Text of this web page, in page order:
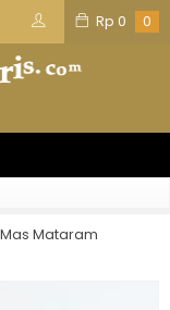
Rp 0 0
Mataram